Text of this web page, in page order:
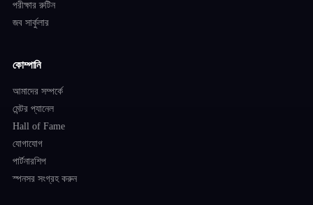
পরীক্ষার রুটিন
জব সার্কুলার
কোম্পানি
আমাদের সম্পর্কে
মেন্টর প্যানেল
Hall of Fame
যোগাযোগ
পার্টনারশিপ
স্পনসর সংগ্রহ করুন